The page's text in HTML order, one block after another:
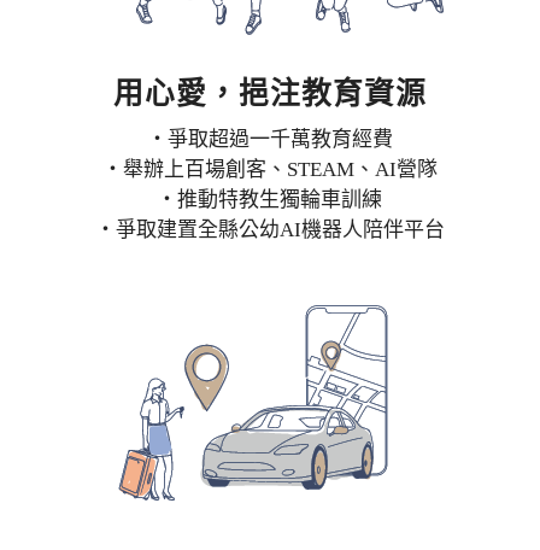
用心愛，挹注教育資源
・爭取超過一千萬教育經費
・舉辦上百場創客、STEAM、AI營隊
・推動特教生獨輪車訓練
・爭取建置全縣公幼AI機器人陪伴平台